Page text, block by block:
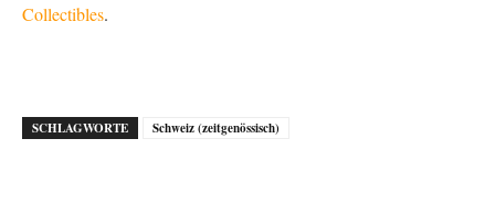
Collectibles.
SCHLAGWORTE Schweiz (zeitgenössisch)